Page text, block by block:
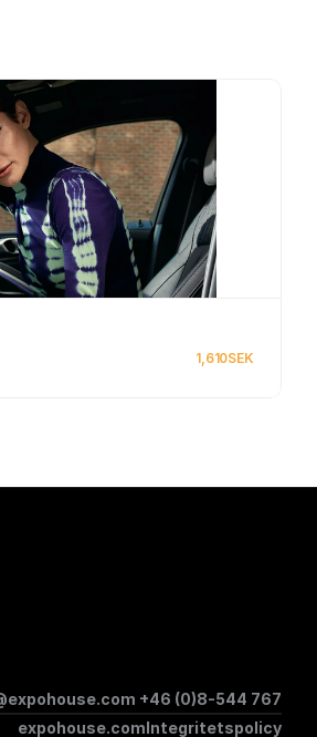
1,610SEK
+46 (0)8-544 767
expohouse.comIntegritetspolicy